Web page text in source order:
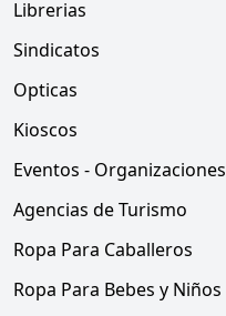
Librerias
Sindicatos
Opticas
Kioscos
Eventos - Organizaciones
Agencias de Turismo
Ropa Para Caballeros
Ropa Para Bebes y Niños